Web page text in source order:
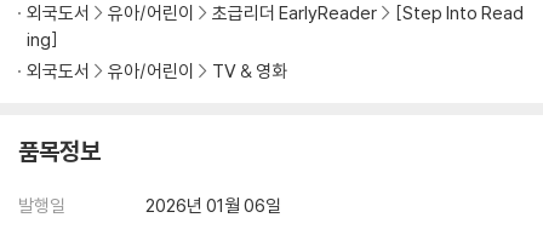
외국도서
유아/어린이 초급리더 EarlyReader
[Step Into Read
ing]
외국도서
유아/어린이 TV & 영화
품목정보
발행일
2026년 01월 06일